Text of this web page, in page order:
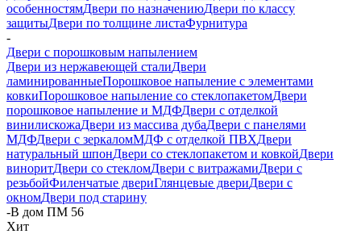
особенностямДвери по назначениюДвери по классу
защитыДвери по толщине листаФурнитура
-
Двери с порошковым напылением
Двери из нержавеющей сталиДвери
ламинированныеПорошковое напыление с элементами
ковкиПорошковое напыление со стеклопакетомДвери
порошковое напыление и МДФДвери с отделкой
винилискожаДвери из массива дубаДвери с панелями
МДФДвери с зеркаломМДФ с отделкой ПВХДвери
натуральный шпонДвери со стеклопакетом и ковкойДвери
виноритДвери со стекломДвери с витражамиДвери с
резьбойФиленчатые двериГлянцевые двериДвери с
окномДвери под старину
-В дом ПМ 56
Хит